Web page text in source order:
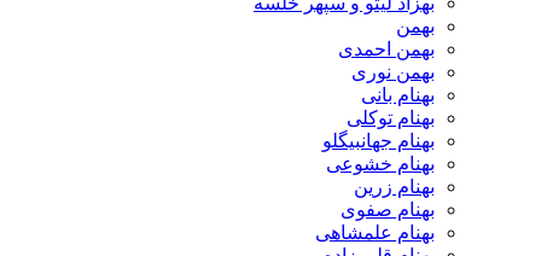
بهمن
بهمن احمدی
بهمن نوری
بهنام بانی
بهنام توکلی
بهنام جهانبیگلو
بهنام خشوعی
بهنام زرین
بهنام صفوی
بهنام علمشاهی